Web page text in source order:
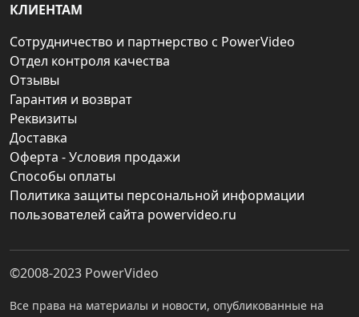
КЛИЕНТАМ
Сотрудничество и партнерство с PowerVideo
Отдел контроля качества
Отзывы
Гарантия и возврат
Реквизиты
Доставка
Оферта - Условия продажи
Способы оплаты
Политика защиты персональной информации
пользователей сайта powervideo.ru
©2008-2023 PowerVideo
Все права на материалы и новости, опубликованные на